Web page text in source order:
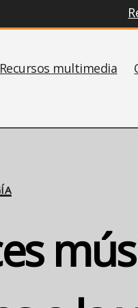
Recursos multimedia